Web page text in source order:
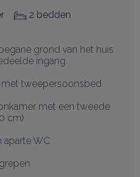
2 bedden
grond van het huis
ingang.
met tweepersoonsbed
met een tweede
cm)
WC.